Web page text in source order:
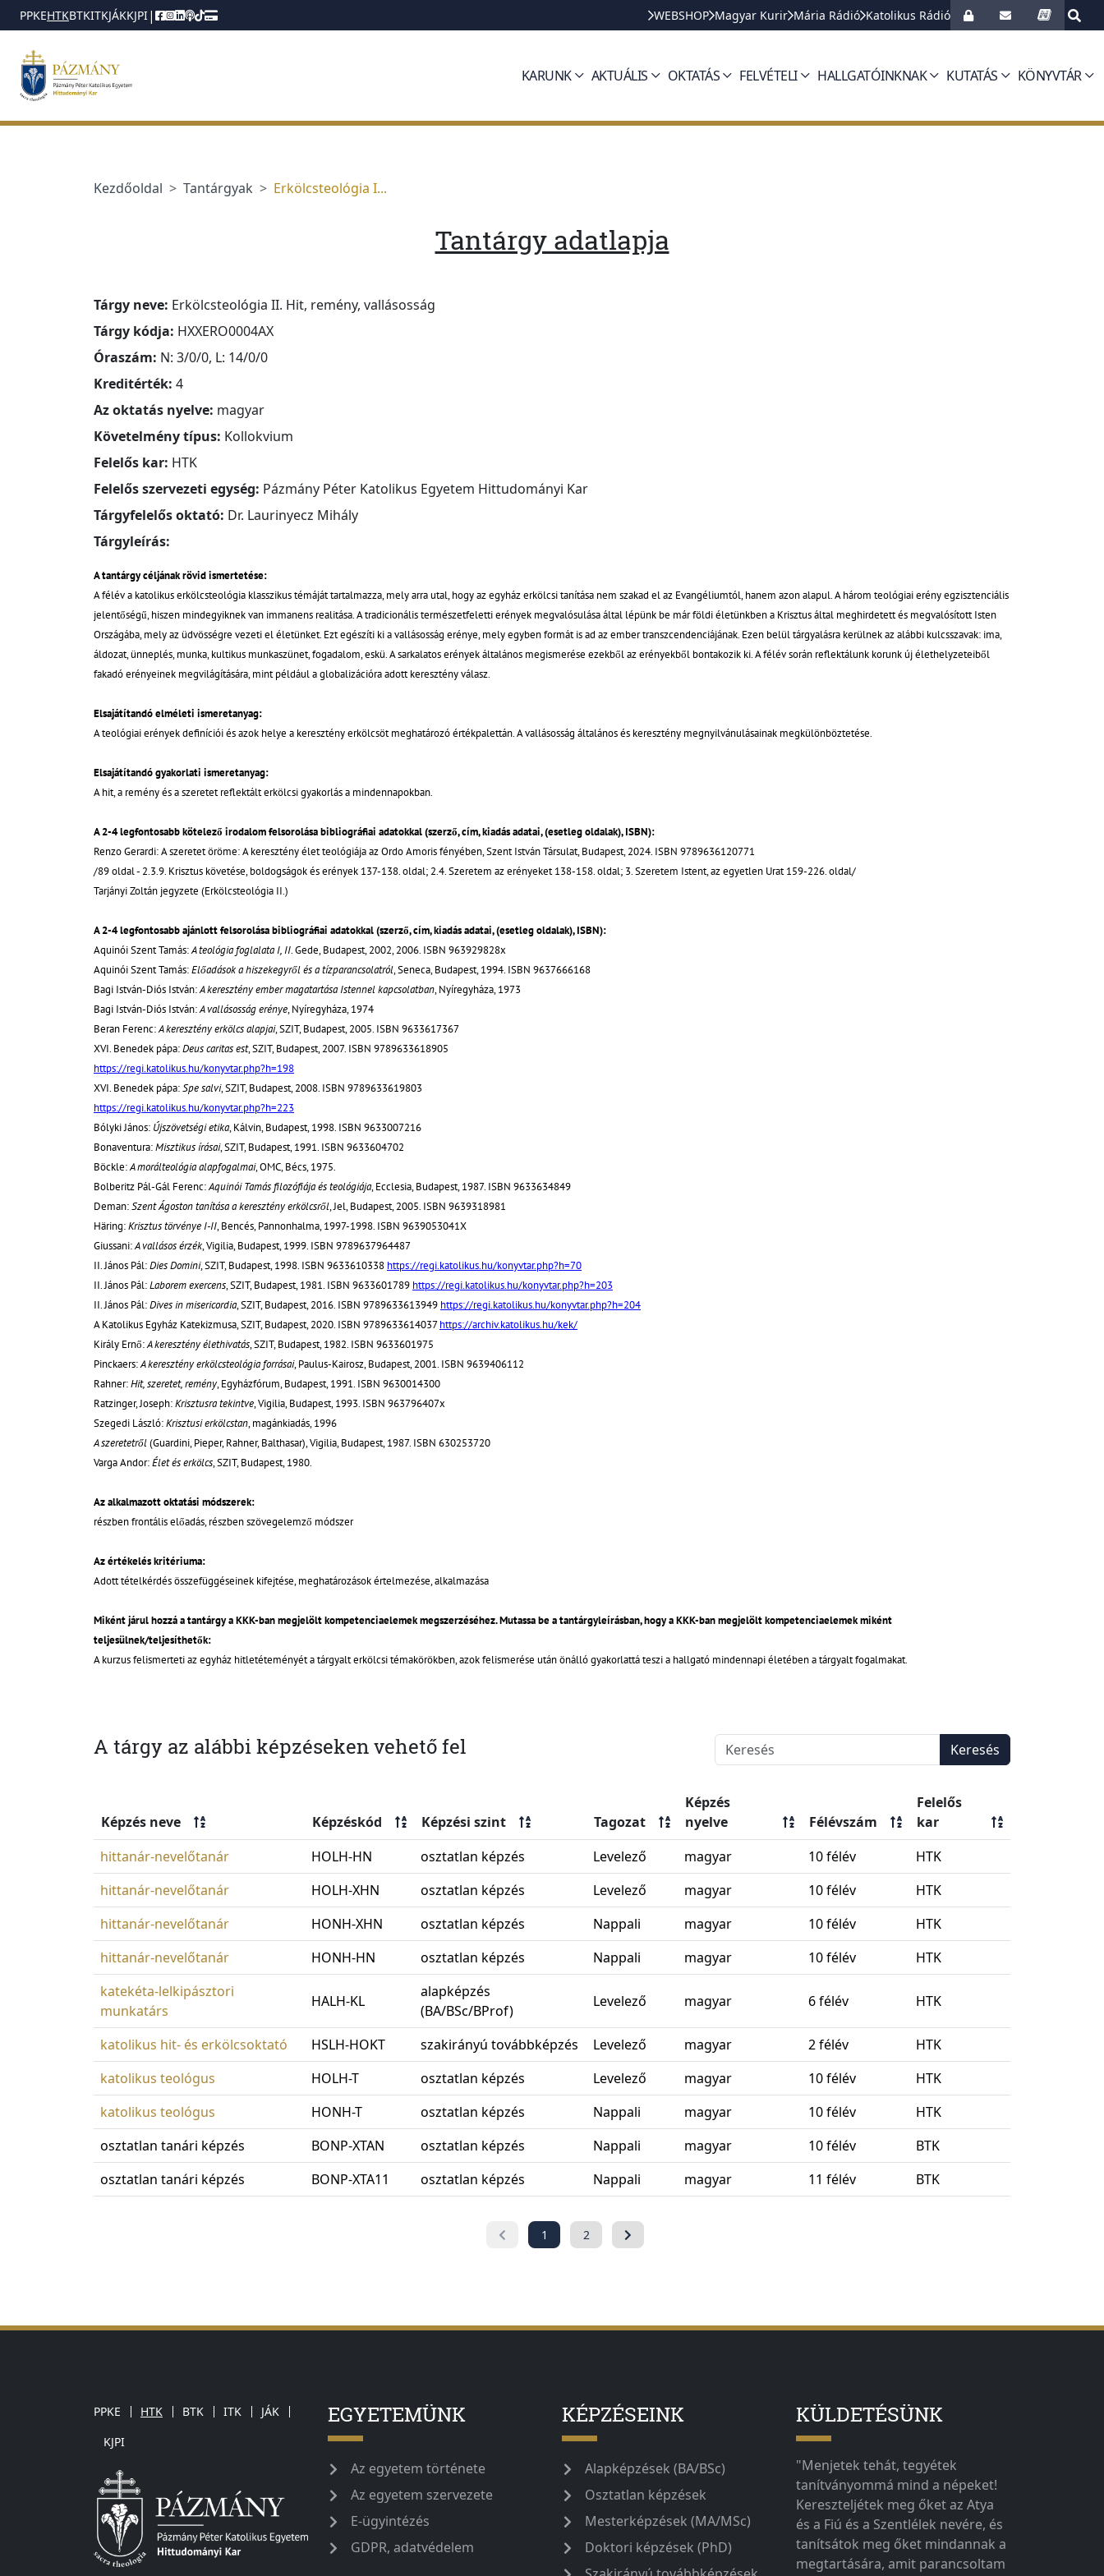
jumplink.menu
jumplink.content
PPKEHTKBTKITKJÁKKJPI| WEBSHOP Magyar Kurir Mária Rádió Katolikus Rádió
KARUNK AKTUÁLIS OKTATÁS FELVÉTELI HALLGATÓINKNAK KUTATÁS KÖNYVTÁR
Kezdőoldal Tantárgyak Erkölcsteológia I...
Tantárgy adatlapja
Tárgy neve: Erkölcsteológia II. Hit, remény, vallásosság
Tárgy kódja: HXXERO0004AX
Óraszám: N: 3/0/0, L: 14/0/0
Kreditérték: 4
Az oktatás nyelve: magyar
Követelmény típus: Kollokvium
Felelős kar: HTK
Felelős szervezeti egység: Pázmány Péter Katolikus Egyetem Hittudományi Kar
Tárgyfelelős oktató: Dr. Laurinyecz Mihály
Tárgyleírás:
A tantárgy céljának rövid ismertetése:
A félév a katolikus erkölcsteológia klasszikus témáját tartalmazza, mely arra utal, hogy az egyház erkölcsi tanítása nem szakad el az Evangéliumtól, hanem azon alapul. A három teológiai erény egzisztenciális
jelentőségű, hiszen mindegyiknek van immanens realitása. A tradicionális természetfeletti erények megvalósulása által lépünk be már földi életünkben a Krisztus által meghirdetett és megvalósított Isten
Országába, mely az üdvösségre vezeti el életünket. Ezt egészíti ki a vallásosság erénye, mely egyben formát is ad az ember transzcendenciájának. Ezen belül tárgyalásra kerülnek az alábbi kulcsszavak: ima,
áldozat, ünneplés, munka, kultikus munkaszünet, fogadalom, eskü. A sarkalatos erények általános megismerése ezekből az erényekből bontakozik ki. A félév során reflektálunk korunk új élethelyzeteiből
fakadó erényeinek megvilágítására, mint például a globalizációra adott keresztény válasz.
Elsajátítandó elméleti ismeretanyag:
A teológiai erények definíciói és azok helye a keresztény erkölcsöt meghatározó értékpalettán. A vallásosság általános és keresztény megnyilvánulásainak megkülönböztetése.
Elsajátítandó gyakorlati ismeretanyag:
A hit, a remény és a szeretet reflektált erkölcsi gyakorlás a mindennapokban.
A 2-4 legfontosabb kötelező irodalom felsorolása bibliográfiai adatokkal (szerző, cím, kiadás adatai, (esetleg oldalak), ISBN):
Renzo Gerardi: A szeretet öröme: A keresztény élet teológiája az Ordo Amoris fényében, Szent István Társulat, Budapest, 2024. ISBN 9789636120771
/89 oldal - 2.3.9. Krisztus követése, boldogságok és erények 137-138. oldal; 2.4. Szeretem az erényeket 138-158. oldal; 3. Szeretem Istent, az egyetlen Urat 159-226. oldal/
Tarjányi Zoltán jegyzete (Erkölcsteológia II.)
A 2-4 legfontosabb ajánlott felsorolása bibliográfiai adatokkal (szerző, cím, kiadás adatai, (esetleg oldalak), ISBN):
Aquinói Szent Tamás:A teológia foglalata I, II. Gede, Budapest, 2002, 2006. ISBN 963929828x
Aquinói Szent Tamás:Előadások a hiszekegyről és a tízparancsolatról, Seneca, Budapest, 1994. ISBN 9637666168
Bagi István-Diós István:A keresztény ember magatartása Istennel kapcsolatban, Nyíregyháza, 1973
Bagi István-Diós István:A vallásosság erénye, Nyíregyháza, 1974
Beran Ferenc:A keresztény erkölcs alapjai, SZIT, Budapest, 2005. ISBN 9633617367
XVI. Benedek pápa:Deus caritas est, SZIT, Budapest, 2007. ISBN 9789633618905
https://regi.katolikus.hu/konyvtar.php?h=198
XVI. Benedek pápa:Spe salvi, SZIT, Budapest, 2008. ISBN 9789633619803
https://regi.katolikus.hu/konyvtar.php?h=223
Bólyki János: Újszövetségi etika, Kálvin, Budapest, 1998. ISBN 9633007216
Bonaventura:Misztikus írásai, SZIT, Budapest, 1991. ISBN 9633604702
Böckle:A morálteológia alapfogalmai, OMC, Bécs, 1975.
Bolberitz Pál-Gál Ferenc:Aquinói Tamás filozófiája és teológiája, Ecclesia, Budapest, 1987. ISBN 9633634849
Deman:Szent Ágoston tanítása a keresztény erkölcsről, Jel, Budapest, 2005. ISBN 9639318981
Häring:Krisztus törvénye I-II, Bencés, Pannonhalma, 1997-1998. ISBN 9639053041X
Giussani:A vallásos érzék, Vigilia, Budapest, 1999. ISBN 9789637964487
II. János Pál:Dies Domini, SZIT, Budapest, 1998. ISBN 9633610338 https://regi.katolikus.hu/konyvtar.php?h=70
II. János Pál:Laborem exercens, SZIT, Budapest, 1981. ISBN 9633601789 https://regi.katolikus.hu/konyvtar.php?h=203
II. János Pál:Dives in misericordia, SZIT, Budapest, 2016. ISBN 9789633613949 https://regi.katolikus.hu/konyvtar.php?h=204
A Katolikus Egyház Katekizmusa, SZIT, Budapest, 2020. ISBN 9789633614037https://archiv.katolikus.hu/kek/
Király Ernő:A keresztény élethivatás, SZIT, Budapest, 1982. ISBN 9633601975
Pinckaers:A keresztény erkölcsteológia forrásai, Paulus-Kairosz, Budapest, 2001. ISBN 9639406112
Rahner:Hit, szeretet, remény, Egyházfórum, Budapest, 1991. ISBN 9630014300
Ratzinger, Joseph:Krisztusra tekintve, Vigilia, Budapest, 1993. ISBN 963796407x
Szegedi László:Krisztusi erkölcstan, magánkiadás, 1996
A szeretetről(Guardini, Pieper, Rahner, Balthasar), Vigilia, Budapest, 1987. ISBN 630253720
Varga Andor:Élet és erkölcs, SZIT, Budapest, 1980.
Az alkalmazott oktatási módszerek:
részben frontális előadás, részben szövegelemző módszer
Az értékelés kritériuma:
Adott tételkérdés összefüggéseinek kifejtése, meghatározások értelmezése, alkalmazása
Miként járul hozzá a tantárgy a KKK-ban megjelölt kompetenciaelemek megszerzéséhez. Mutassa be a tantárgyleírásban, hogy a KKK-ban megjelölt kompetenciaelemek miként
teljesülnek/teljesíthetők:
A kurzus felismerteti az egyház hitletéteményét a tárgyalt erkölcsi témakörökben, azok felismerése után önálló gyakorlattá teszi a hallgató mindennapi életében a tárgyalt fogalmakat.
A tárgy az alábbi képzéseken vehető fel Keresés
Képzés neve Képzéskód Képzési szint Tagozat
Képzés
nyelve
Félévszám
Felelős
kar
hittanár-nevelőtanár
HOLH-HN osztatlan képzés Levelező magyar 10 félév
HTK
hittanár-nevelőtanár
HOLH-XHN osztatlan képzés Levelező magyar 10 félév
HTK
hittanár-nevelőtanár
HONH-XHN osztatlan képzés Nappali magyar 10 félév
HTK
hittanár-nevelőtanár
HONH-HN osztatlan képzés Nappali magyar 10 félév
HTK
katekéta-lelkipásztori
munkatárs
HALH-KL
alapképzés
(BA/BSc/BProf)
Levelező magyar 6 félév HTK
katolikus hit- és erkölcsoktató HSLH-HOKT szakirányú továbbképzés Levelező magyar 2 félév
HTK
katolikus teológus
HOLH-T osztatlan képzés Levelező magyar 10 félév
HTK
katolikus teológus
HONH-T osztatlan képzés Nappali magyar 10 félév
HTK
osztatlan tanári képzés
BONP-XTAN osztatlan képzés Nappali magyar 10 félév
BTK
osztatlan tanári képzés
BONP-XTA11 osztatlan képzés Nappali magyar 11 félév BTK
1 2
PPKE HTK BTK ITK
JÁK
KJPI
EGYETEMÜNK
Az egyetem története
Az egyetem szervezete
E-ügyintézés
GDPR, adatvédelem
KÉPZÉSEINK
Alapképzések (BA/BSc)
Osztatlan képzések
Mesterképzések (MA/MSc)
Doktori képzések (PhD)
KÜLDETÉSÜNK
"Menjetek tehát, tegyétek
tanítványommá mind a népeket!
Kereszteljétek meg őket az Atya
és a Fiú és a Szentlélek nevére, és
tanítsátok meg őket mindannak a
megtartására, amit parancsoltam